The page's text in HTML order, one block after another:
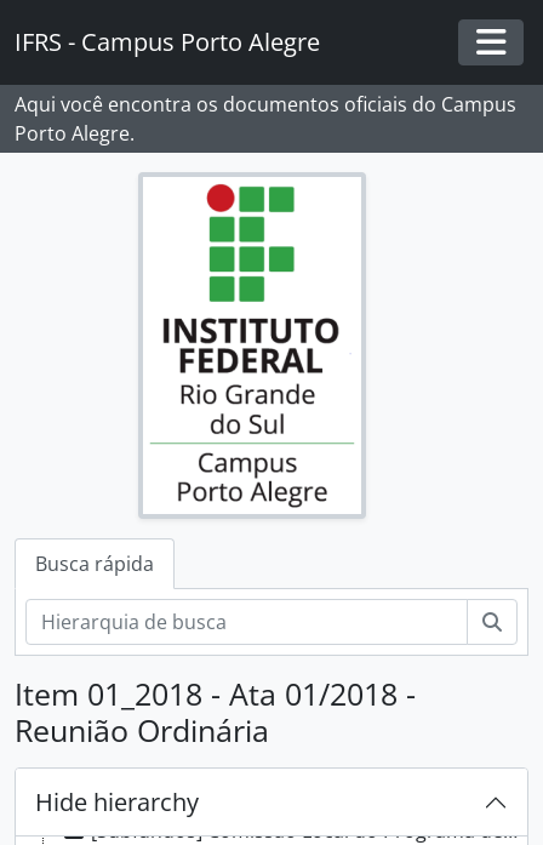
IFRS - Campus Porto Alegre
Aqui você encontra os documentos oficiais do Campus
Porto Alegre.
Busca rápida
Item 01_2018 - Ata 01/2018 -
Reunião Ordinária
Hide hierarchy
[Fundos] Campus Porto Alegre - IFRS
[Subfundos] Comissão Interna de Saúde, Segurança e Prevenção de Acidentes
[Subfundos] Comissão Local do Programa de Acompanhamento de Egressos